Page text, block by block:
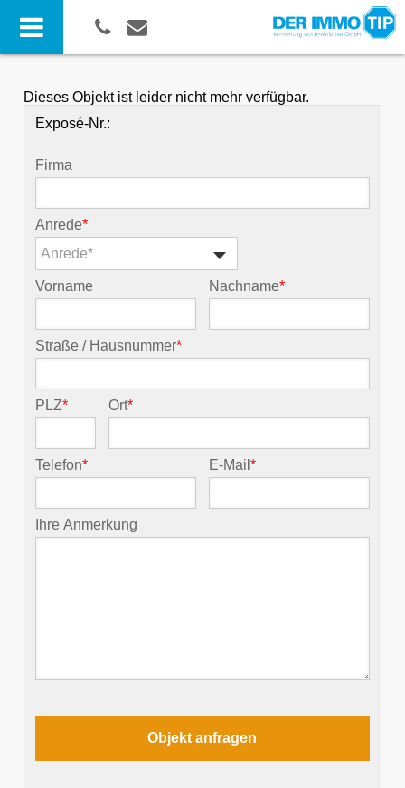
Dieses Objekt ist leider nicht mehr verfügbar.
Exposé-Nr.:
Firma
Anrede*
Anrede*
Vorname Nachname*
Straße / Hausnummer*
PLZ* Ort*
Telefon* E-Mail*
Ihre Anmerkung